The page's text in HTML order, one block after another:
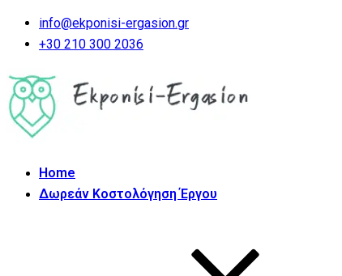
info@ekponisi-ergasion.gr
+30 210 300 2036
Home
Δωρεάν Κοστολόγηση Έργου